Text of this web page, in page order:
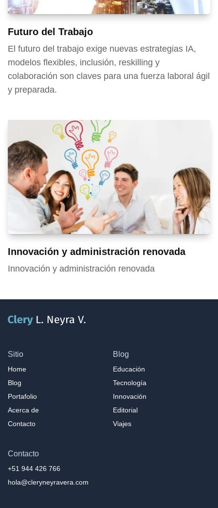
Futuro del Trabajo
El futuro del trabajo exige nuevas estrategias IA,
modelos flexibles, inclusión, reskilling y
colaboración son claves para una fuerza laboral ágil
y preparada.
Innovación y administración renovada
Innovación y administración renovada
Sitio
Home
Blog
Portafolio
Acerca de
Contacto
Blog
Educación
Tecnología
Innovación
Editorial
Viajes
Contacto
+51 944 426 766
hola@cleryneyravera.com